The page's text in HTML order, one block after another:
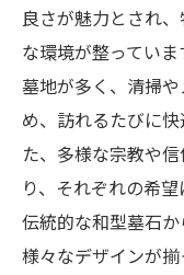
良さが魅力とされ
な環境が整ってい
墓地が多く、清掃
め、訪れるたびに
た、多様な宗教や
り、それぞれの希
伝統的な和型墓石か
様々なデザインが揃